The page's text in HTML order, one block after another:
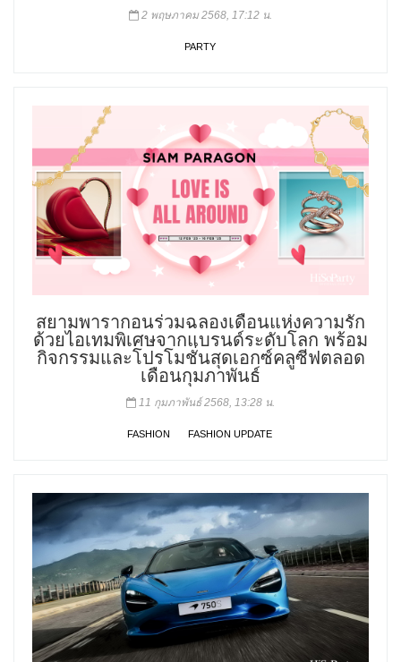
2 พฤษภาคม 2568, 17:12 น.
PARTY
สยามพารากอนร่วมฉลองเดือนแห่งความรัก
ด้วยไอเทมพิเศษจากแบรนด์ระดับโลก พร้อม
กิจกรรมและโปรโมชั่นสุดเอกซ์คลูซีฟตลอด
เดือนกุมภาพันธ์
11 กุมภาพันธ์ 2568, 13:28 น.
FASHION FASHION UPDATE